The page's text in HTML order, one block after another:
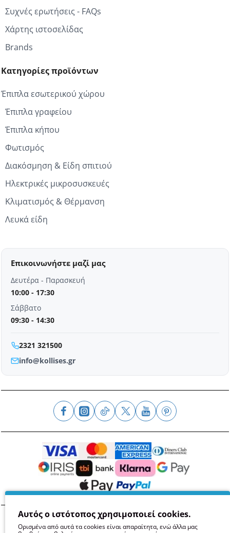
Συχνές ερωτήσεις - FAQs
Χάρτης ιστοσελίδας
Brands
Κατηγορίες προϊόντων
Έπιπλα εσωτερικού χώρου
Έπιπλα γραφείου
Έπιπλα κήπου
Φωτισμός
Διακόσμηση & Είδη σπιτιού
Ηλεκτρικές μικροσυσκευές
Κλιματισμός & Θέρμανση
Λευκά είδη
Επικοινωνήστε μαζί μας
Δευτέρα - Παρασκευή
10:00 - 17:30
Σάββατο
09:30 - 14:30
2321 321500
info@kollises.gr
ΌροιΑπόρρητοΑσφάλειαGDPR Cookies
Αυτός ο ιστότοπος χρησιμοποιεί cookies.
Ορισμένα από αυτά τα cookies είναι απαραίτητα, ενώ άλλα μας